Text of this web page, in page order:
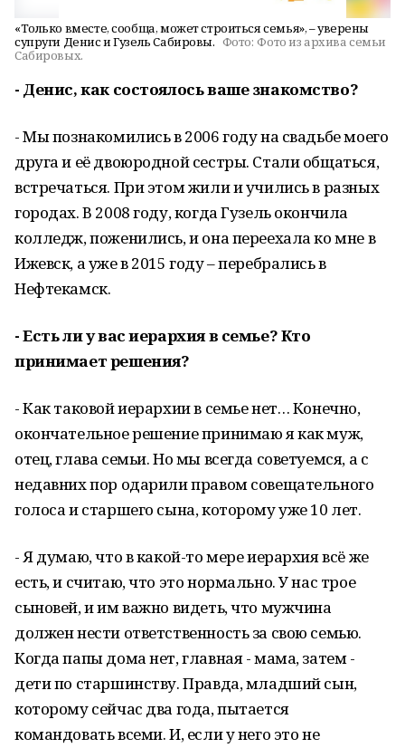
«Только вместе, сообща, может строиться семья», – уверены
супруги Денис и Гузель Сабировы. Фото: Фото из архива семьи
Сабировых.
- Денис, как состоялось ваше знакомство?
- Мы познакомились в 2006 году на свадьбе моего
друга и её двоюродной сестры. Стали общаться,
встречаться. При этом жили и учились в разных
городах. В 2008 году, когда Гузель окончила
колледж, поженились, и она переехала ко мне в
Ижевск, а уже в 2015 году – перебрались в
Нефтекамск.
- Есть ли у вас иерархия в семье? Кто
принимает решения?
- Как таковой иерархии в семье нет… Конечно,
окончательное решение принимаю я как муж,
отец, глава семьи. Но мы всегда советуемся, а с
недавних пор одарили правом совещательного
голоса и старшего сына, которому уже 10 лет.
- Я думаю, что в какой-то мере иерархия всё же
есть, и считаю, что это нормально. У нас трое
сыновей, и им важно видеть, что мужчина
должен нести ответственность за свою семью.
Когда папы дома нет, главная - мама, затем -
дети по старшинству. Правда, младший сын,
которому сейчас два года, пытается
командовать всеми. И, если у него это не